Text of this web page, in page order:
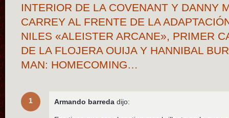
INTERIOR DE LA COVENANT Y DANNY
CARREY AL FRENTE DE LA
NILES «ALEISTER ARCANE», PRIMER
DE LA FLOJERA OUIJA Y HANNIBAL
MAN: HOMECOMING…
1 Armando barreda dijo: